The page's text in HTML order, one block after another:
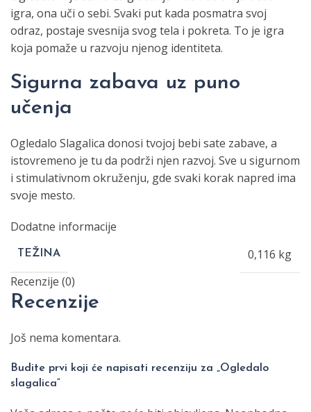
igra, ona uči o sebi. Svaki put kada posmatra svoj
odraz, postaje svesnija svog tela i pokreta. To je igra
koja pomaže u razvoju njenog identiteta.
Sigurna zabava uz puno
učenja
Ogledalo Slagalica donosi tvojoj bebi sate zabave, a
istovremeno je tu da podrži njen razvoj. Sve u sigurnom
i stimulativnom okruženju, gde svaki korak napred ima
svoje mesto.
Dodatne informacije
TEŽINA
0,116 kg
Recenzije (0)
Recenzije
Još nema komentara.
Budite prvi koji će napisati recenziju za „Ogledalo
slagalica“